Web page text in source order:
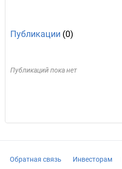
Публикации (0)
Публикаций пока нет
Обратная связь Инвесторам